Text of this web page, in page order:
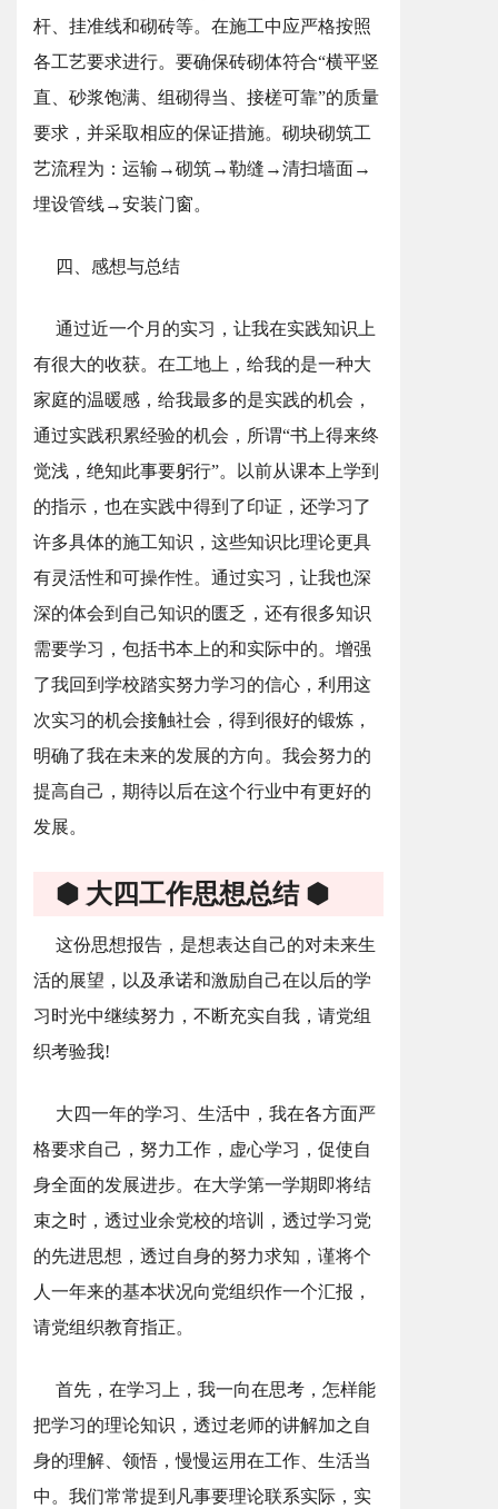
杆、挂准线和砌砖等。在施工中应严格按照
各工艺要求进行。要确保砖砌体符合“横平竖
直、砂浆饱满、组砌得当、接槎可靠”的质量
要求，并采取相应的保证措施。砌块砌筑工
艺流程为：运输→砌筑→勒缝→清扫墙面→
埋设管线→安装门窗。
四、感想与总结
通过近一个月的实习，让我在实践知识上
有很大的收获。在工地上，给我的是一种大
家庭的温暖感，给我最多的是实践的机会，
通过实践积累经验的机会，所谓“书上得来终
觉浅，绝知此事要躬行”。以前从课本上学到
的指示，也在实践中得到了印证，还学习了
许多具体的施工知识，这些知识比理论更具
有灵活性和可操作性。通过实习，让我也深
深的体会到自己知识的匮乏，还有很多知识
需要学习，包括书本上的和实际中的。增强
了我回到学校踏实努力学习的信心，利用这
次实习的机会接触社会，得到很好的锻炼，
明确了我在未来的发展的方向。我会努力的
提高自己，期待以后在这个行业中有更好的
发展。
⬢ 大四工作思想总结 ⬢
这份思想报告，是想表达自己的对未来生
活的展望，以及承诺和激励自己在以后的学
习时光中继续努力，不断充实自我，请党组
织考验我!
大四一年的学习、生活中，我在各方面严
格要求自己，努力工作，虚心学习，促使自
身全面的发展进步。在大学第一学期即将结
束之时，透过业余党校的培训，透过学习党
的先进思想，透过自身的努力求知，谨将个
人一年来的基本状况向党组织作一个汇报，
请党组织教育指正。
首先，在学习上，我一向在思考，怎样能
把学习的理论知识，透过老师的讲解加之自
身的理解、领悟，慢慢运用在工作、生活当
中。我们常常提到凡事要理论联系实际，实